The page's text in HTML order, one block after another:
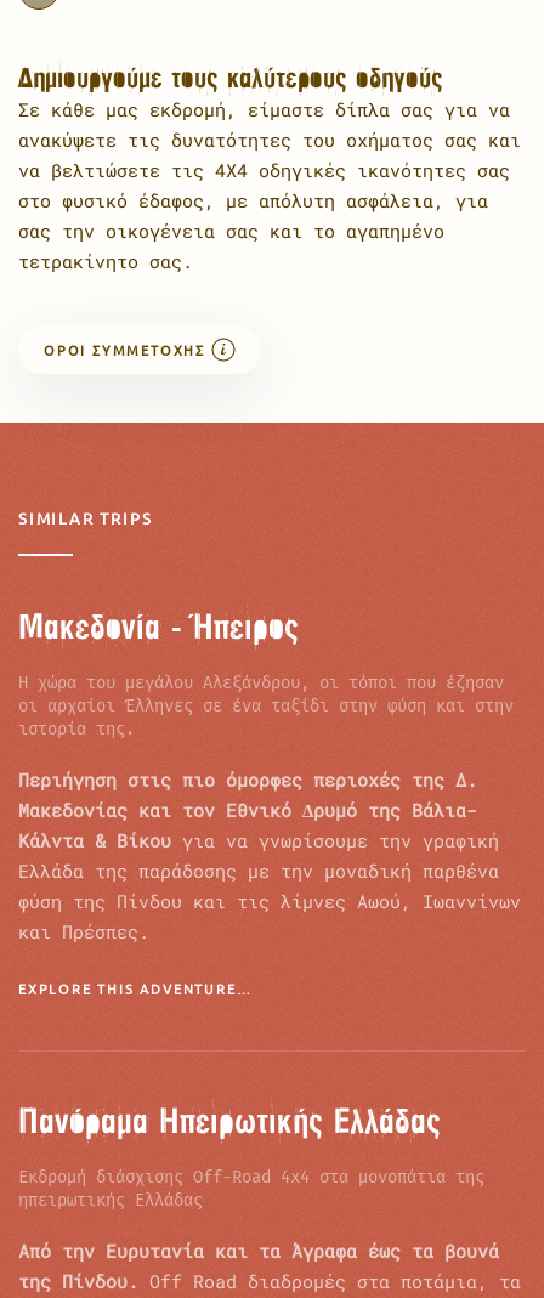
Δημιουργούμε τους καλύτερους οδηγούς
Σε κάθε μας εκδρομή, είμαστε δίπλα σας για να
ανακύψετε τις δυνατότητες του οχήματος σας και
να βελτιώσετε τις 4Χ4 οδηγικές ικανότητες σας
στο φυσικό έδαφος, με απόλυτη ασφάλεια, για
σας την οικογένεια σας και το αγαπημένο
τετρακίνητο σας.
ΟΡΟΊ ΣΥΜΜΕΤΟΧΉΣ
SIMILAR TRIPS
Μακεδονία - Ήπειρος
Η χώρα του µεγάλου Αλεξάνδρου, οι τόποι που έζησαν
οι αρχαίοι Έλληνες σε ένα ταξίδι στην φύση και στην
ιστορία της.
Περιήγηση στις πιο όµορφες περιοχές της Δ.
Μακεδονίας και τον Εθνικό ∆ρυµό της Βάλια-
Κάλντα & Βίκου για να γνωρίσουµε την γραφική
Ελλάδα της παράδοσης με την µοναδική παρθένα
φύση της Πίνδου και τις λίμνες Αωού, Ιωαννίνων
και Πρέσπες.
EXPLORE THIS ADVENTURE…
Πανόραμα Ηπειρωτικής Ελλάδας
Εκδρομή διάσχισης Off-Road 4x4 στα μονοπάτια της
ηπειρωτικής Ελλάδας
Από την Ευρυτανία και τα Άγραφα έως τα βουνά
της Πίνδου. Off Road διαδρομές στα ποτάμια, τα